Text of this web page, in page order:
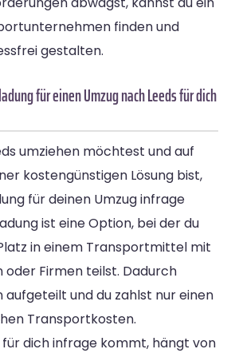
finden und
gestalten.
für einen Umzug nach Leeds für dich
umziehen möchtest und auf
kostengünstigen Lösung bist,
für deinen Umzug infrage
ist eine Option, bei der du
in einem Transportmittel mit
oder Firmen teilst. Dadurch
aufgeteilt und du zahlst nur einen
Transportkosten.
für dich infrage kommt, hängt von